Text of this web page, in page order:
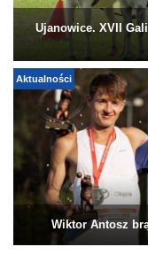
Ujanowice. XVII
Aktualności
Wiktor Antosz